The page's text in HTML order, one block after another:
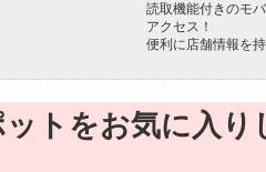
読取機能付きのモ
アクセス！
便利に店舗情報を
トをお気に入